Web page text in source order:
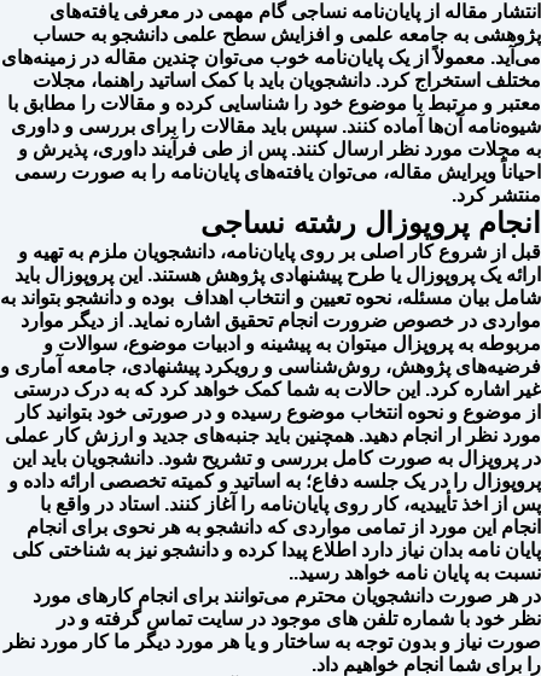
انتشار مقاله از پایان‌نامه نساجی گام مهمی در معرفی یافته‌های
پژوهشی به جامعه علمی و افزایش سطح علمی دانشجو به حساب
می‌آید. معمولاً از یک پایان‌نامه خوب می‌توان چندین مقاله در زمینه‌های
مختلف استخراج کرد. دانشجویان باید با کمک اساتید راهنما، مجلات
معتبر و مرتبط با موضوع خود را شناسایی کرده و مقالات را مطابق با
شیوه‌نامه آن‌ها آماده کنند. سپس باید مقالات را برای بررسی و داوری
به مجلات مورد نظر ارسال کنند. پس از طی فرآیند داوری، پذیرش و
احیاناً ویرایش مقاله، می‌توان یافته‌های پایان‌نامه را به صورت رسمی
منتشر کرد.
انجام پروپوزال رشته نساجی
قبل از شروع کار اصلی بر روی پایان‌نامه، دانشجویان ملزم به تهیه و
ارائه یک پروپوزال یا طرح پیشنهادی پژوهش هستند. این پروپوزال باید
شامل بیان مسئله، نحوه تعیین و انتخاب اهداف بوده و دانشجو بتواند به
مواردی در خصوص ضرورت انجام تحقیق اشاره نماید. از دیگر موارد
مربوطه به پروپزال میتوان به پیشینه و ادبیات موضوع، سوالات و
فرضیه‌های پژوهش، روش‌شناسی و رویکرد پیشنهادی، جامعه آماری و
غیر اشاره کرد. این حالات به شما کمک خواهد کرد که به درک درستی
از موضوع و نحوه انتخاب موضوع رسیده و در صورتی خود بتوانید کار
مورد نظر ار انجام دهید. همچنین باید جنبه‌های جدید و ارزش کار عملی
در پروپزال به صورت کامل بررسی و تشریح شود. دانشجویان باید این
پروپوزال را در یک جلسه دفاع؛ به اساتید و کمیته تخصصی ارائه داده و
پس از اخذ تأییدیه، کار روی پایان‌نامه را آغاز کنند. استاد در واقع با
انجام این مورد از تمامی مواردی که دانشجو به هر نحوی برای انجام
پایان نامه بدان نیاز دارد اطلاع پیدا کرده و دانشجو نیز به شناختی کلی
نسبت به پایان نامه خواهد رسید..
در هر صورت دانشجویان محترم می‌توانند برای انجام کارهای مورد
نظر خود با شماره تلفن های موجود در سایت تماس گرفته و در
صورت نیاز و بدون توجه به ساختار و یا هر مورد دیگر ما کار مورد نظر
را برای شما انجام خواهیم داد.